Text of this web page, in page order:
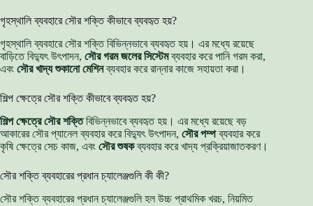
গৃহস্থালি ব্যবহারে সৌর শক্তি কীভাবে ব্যবহৃত হয়?
গৃহস্থালি ব্যবহারে সৌর শক্তি বিভিন্নভাবে ব্যবহৃত হয়। এর মধ্যে রয়েছে
বাড়িতে বিদ্যুৎ উৎপাদন, সৌর গরম জলের সিস্টেমব্যবহার করে পানি গরম করা,
এবং সৌর খাদ্য শুকানো মেশিনব্যবহার করে রান্নার কাজে সহায়তা করা।
শিল্প ক্ষেত্রে সৌর শক্তি কীভাবে ব্যবহৃত হয়?
শিল্প ক্ষেত্রে সৌর শক্তিবিভিন্নভাবে ব্যবহৃত হয়। এর মধ্যে রয়েছে বড়
আকারের সৌর প্যানেল ব্যবহার করে বিদ্যুৎ উৎপাদন, সৌর পম্পব্যবহার করে
কৃষি ক্ষেত্রে সেচ কাজ, এবং সৌর শুষকব্যবহার করে খাদ্য প্রক্রিয়াজাতকরণ।
সৌর শক্তি ব্যবহারের প্রধান চ্যালেঞ্জগুলি কী কী?
সৌর শক্তি ব্যবহারের প্রধান চ্যালেঞ্জগুলি হল উচ্চ প্রাথমিক খরচ, নিয়মিত